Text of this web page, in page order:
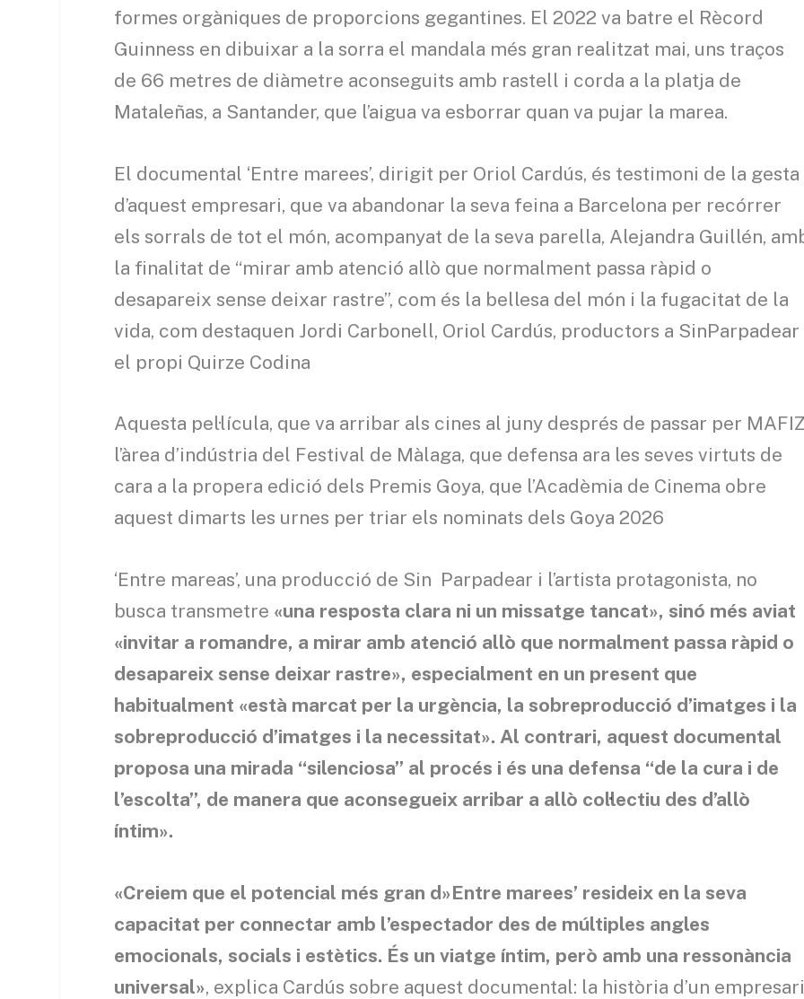
formes orgàniques de proporcions gegantines. El 2022 va batre el Rècord
Guinness en dibuixar a la sorra el mandala més gran realitzat mai, uns traços
de 66 metres de diàmetre aconseguits amb rastell i corda a la platja de
Mataleñas, a Santander, que l’aigua va esborrar quan va pujar la marea.
El documental ‘Entre marees’, dirigit per Oriol Cardús, és testimoni de la gesta
d’aquest empresari, que va abandonar la seva feina a Barcelona per recórrer
els sorrals de tot el món, acompanyat de la seva parella, Alejandra Guillén,
la finalitat de “mirar amb atenció allò que normalment passa ràpid o
desapareix sense deixar rastre”, com és la bellesa del món i la fugacitat de la
vida, com destaquen Jordi Carbonell, Oriol Cardús, productors a SinParpadear
el propi Quirze Codina
Aquesta pel·lícula, que va arribar als cines al juny després de passar per
l’àrea d’indústria del Festival de Màlaga, que defensa ara les seves virtuts de
cara a la propera edició dels Premis Goya, que l’Acadèmia de Cinema obre
aquest dimarts les urnes per triar els nominats dels Goya 2026
‘Entre mareas’, una producció de Sin Parpadear i l’artista protagonista, no
busca transmetre «una resposta clara ni un missatge tancat», sinó més aviat
«invitar a romandre, a mirar amb atenció allò que normalment passa ràpid o
desapareix sense deixar rastre», especialment en un present que
habitualment «està marcat per la urgència, la sobreproducció d’imatges i la
sobreproducció d’imatges i la necessitat». Al contrari, aquest documental
proposa una mirada “silenciosa” al procés i és una defensa “de la cura i de
l’escolta”, de manera que aconsegueix arribar a allò col·lectiu des d’allò
íntim».
«Creiem que el potencial més gran d»Entre marees’ resideix en la seva
capacitat per connectar amb l’espectador des de múltiples angles
emocionals, socials i estètics. És un viatge íntim, però amb una ressonància
universal», explica Cardús sobre aquest documental: la història d’un